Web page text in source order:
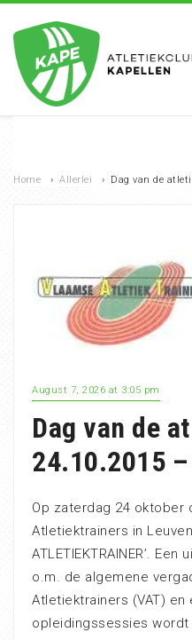
Home › Allerlei › Dag van de
August 7, 2026 at 3:05 pm
Dag van de
24.10.2015
Op zaterdag 24 oktober
Atletiektrainers in Leuven
ATLETIEKTRAINER’.
o.m. de algemene
Atletiektrainers (VAT)
opleidingssessies